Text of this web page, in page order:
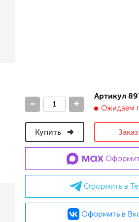
мраморная крошка
фактурные краски
для металла (по ржавчине)
эмали универсальные
краски универсальные
резиновая краска
аэрозольные (в баллончиках)
- +
Артикул
Ожидаем
Купить
Оформить в
Оформить в